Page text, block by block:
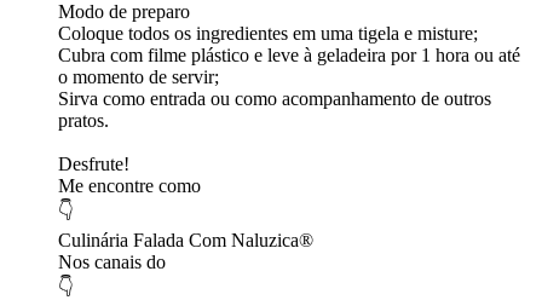
Modo de preparo
Coloque todos os ingredientes em uma tigela e misture;
Cubra com filme plástico e leve à geladeira por 1 hora ou até
o momento de servir;
Sirva como entrada ou como acompanhamento de outros
pratos.
Desfrute!
Me encontre como
👇
Culinária Falada Com Naluzica®
Nos canais do
👇